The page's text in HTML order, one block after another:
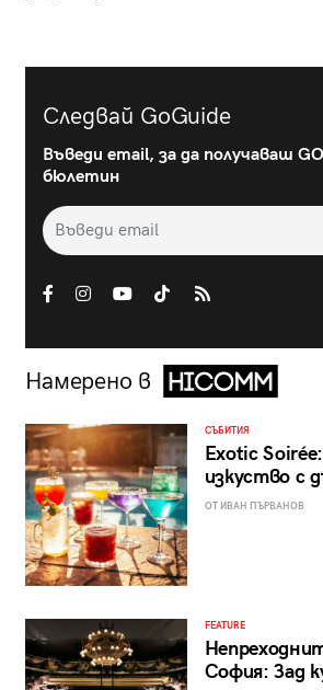
Следвай GoGuide
Въведи email, за да получаваш
бюлетин
Намерено в
СЪБИТИЯ
Exotic
изкуство с
ОТ ИВАН ПЪРВАНОВ
FEATURE
София: Зад